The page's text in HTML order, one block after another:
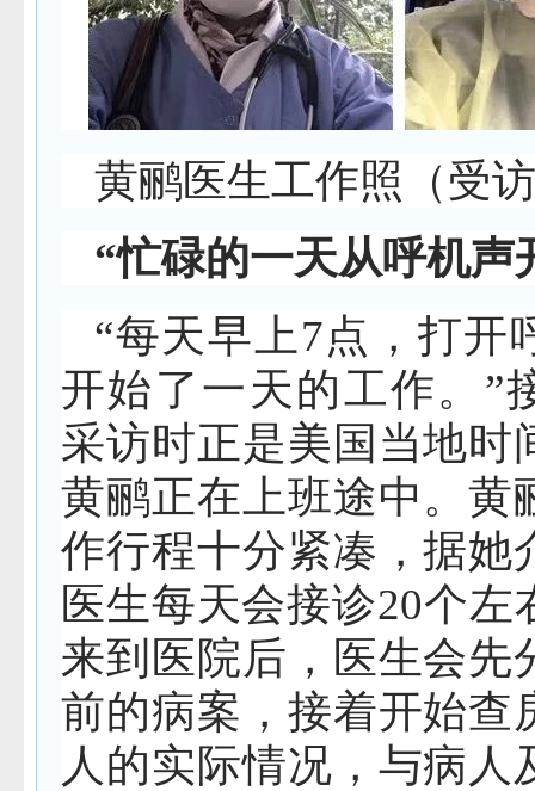
黄鹂医生工作照（受
“忙碌的一天从呼机声
“每天早上7点，打开
开始了一天的工作。”
采访时正是美国当地时
黄鹂正在上班途中。黄
作行程十分紧凑，据她
医生每天会接诊20个左
来到医院后，医生会先
前的病案，接着开始查
人的实际情况，与病人